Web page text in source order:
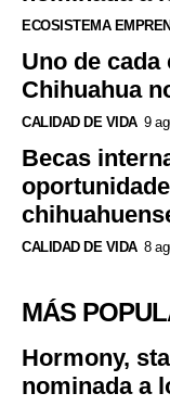
ECOSISTEMA
Uno de
Chihuahua
CALIDAD DE VIDA 9
Becas
CALIDAD DE VIDA 8
MÁS
Hormony,
nominada a